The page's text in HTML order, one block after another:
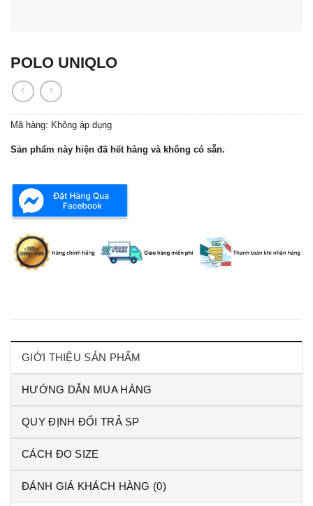
POLO UNIQLO
Mã hàng: Không áp dụng
Sản phẩm này hiện đã hết hàng và không có sẵn.
GIỚI THIỆU SẢN PHẨM
HƯỚNG DẪN MUA HÀNG
QUY ĐỊNH ĐỔI TRẢ SP
CÁCH ĐO SIZE
ĐÁNH GIÁ KHÁCH HÀNG (0)